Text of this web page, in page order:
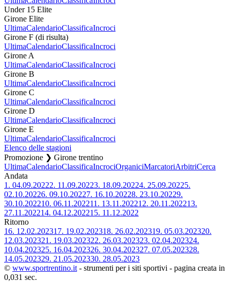
Under 15 Elite
Girone Elite
UltimaCalendarioClassificaIncroci
Girone F (di risulta)
UltimaCalendarioClassificaIncroci
Girone A
UltimaCalendarioClassificaIncroci
Girone B
UltimaCalendarioClassificaIncroci
Girone C
UltimaCalendarioClassificaIncroci
Girone D
UltimaCalendarioClassificaIncroci
Girone E
UltimaCalendarioClassificaIncroci
Elenco delle stagioni
Promozione ❯ Girone trentino
UltimaCalendarioClassificaIncrociOrganiciMarcatoriArbitriCerca
Andata
1. 04.09.20222. 11.09.20223. 18.09.20224. 25.09.20225.
02.10.20226. 09.10.20227. 16.10.20228. 23.10.20229.
30.10.202210. 06.11.202211. 13.11.202212. 20.11.202213.
27.11.202214. 04.12.202215. 11.12.2022
Ritorno
16. 12.02.202317. 19.02.202318. 26.02.202319. 05.03.202320.
12.03.202321. 19.03.202322. 26.03.202323. 02.04.202324.
10.04.202325. 16.04.202326. 30.04.202327. 07.05.202328.
14.05.202329. 21.05.202330. 28.05.2023
© www.sportrentino.it - strumenti per i siti sportivi - pagina creata in
0,031 sec.